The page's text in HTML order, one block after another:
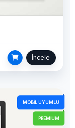
İncele
MOBIL UYUMLU
PREMIUM